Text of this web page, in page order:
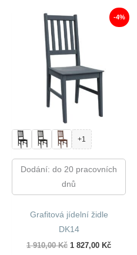
-4%
+1
Dodání: do 20 pracovních
dnů
Grafitová jídelní židle
DK14
1 910,00Kč Původní
1 827,00 KčAktuální